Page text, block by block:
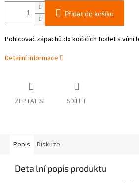
Přidat do košíku
Pohlcovač zápachů do kočičích toalet s vůní
Detailní informace
ZEPTAT SE SDÍLET
Popis Diskuze
Detailní popis produktu